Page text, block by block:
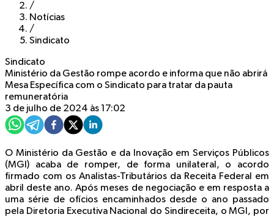
/
Notícias
/
Sindicato
Sindicato
Ministério da Gestão rompe acordo e informa que não abrirá
Mesa Específica com o Sindicato para tratar da pauta
remuneratória
3 de julho de 2024 às 17:02
O Ministério da Gestão e da Inovação em Serviços Públicos
(MGI) acaba de romper, de forma unilateral, o acordo
firmado com os Analistas-Tributários da Receita Federal em
abril deste ano. Após meses de negociação e em resposta a
uma série de ofícios encaminhados desde o ano passado
pela Diretoria Executiva Nacional do Sindireceita, o MGI, por